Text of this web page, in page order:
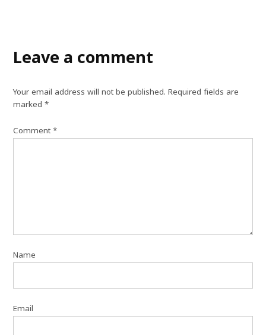
Leave a comment
Your email address will not be published. Required fields are
marked*
Comment*
Name
Email